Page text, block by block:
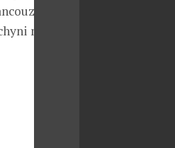
má moc